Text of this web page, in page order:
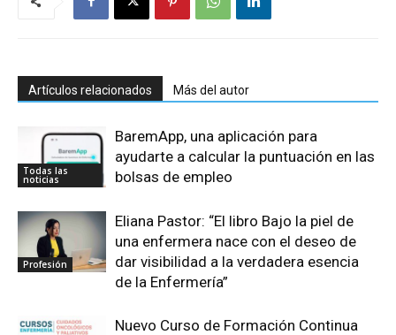
Artículos relacionados Más del autor
Todas las
noticias
BaremApp, una aplicación para
ayudarte a calcular la puntuación en las
bolsas de empleo
Profesión
Eliana Pastor: “El libro Bajo la piel de
una enfermera nace con el deseo de
dar visibilidad a la verdadera esencia
de la Enfermería”
Nuevo Curso de Formación Continua